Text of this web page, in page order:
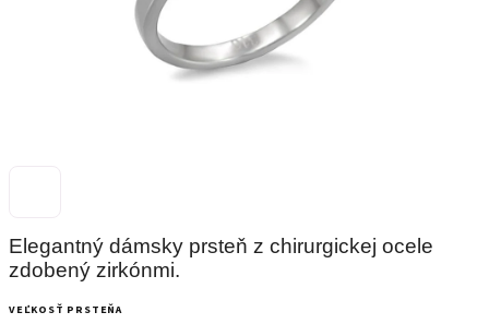
Elegantný dámsky prsteň z chirurgickej ocele
zdobený zirkónmi.
VEĽKOSŤ PRSTEŇA